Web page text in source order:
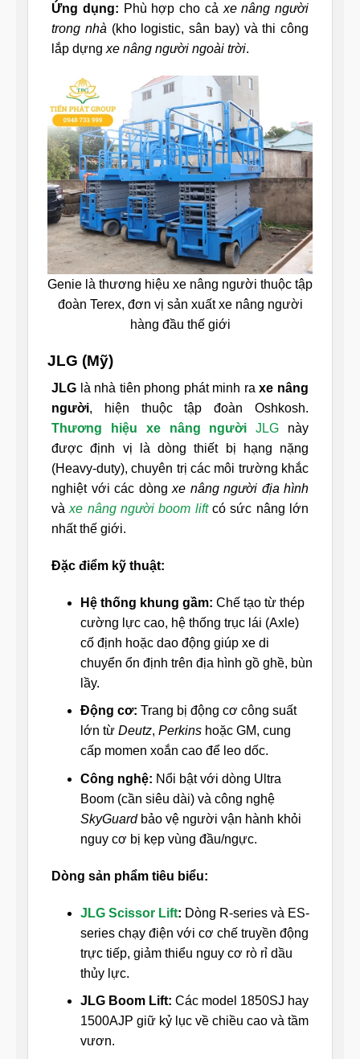
Ứng dụng: Phù hợp cho cả xe nâng người
trong nhà (kho logistic, sân bay) và thi công
lắp dựng xe nâng người ngoài trời.
Genie là thương hiệu xe nâng người thuộc tập
đoàn Terex, đơn vị sản xuất xe nâng người
hàng đầu thế giới
JLG (Mỹ)
JLG là nhà tiên phong phát minh raxe nâng
người, hiện thuộc tập đoàn Oshkosh.
Thương hiệu xe nâng người JLG này
được định vị là dòng thiết bị hạng nặng
(Heavy-duty), chuyên trị các môi trường khắc
nghiệt với các dòng xe nâng người địa hình
vàxe nâng người boom liftcó sức nâng lớn
nhất thế giới.
Đặc điểm kỹ thuật:
Hệ thống khung gầm: Chế tạo từ thép
cường lực cao, hệ thống trục lái (Axle)
cố định hoặc dao động giúp xe di
chuyển ổn định trên địa hình gồ ghề, bùn
lầy.
Động cơ: Trang bị động cơ công suất
lớn từ Deutz, Perkinshoặc GM, cung
cấp momen xoắn cao để leo dốc.
Công nghệ: Nổi bật với dòng Ultra
Boom (cần siêu dài) và công nghệ
SkyGuardbảo vệ người vận hành khỏi
nguy cơ bị kẹp vùng đầu/ngực.
Dòng sản phẩm tiêu biểu:
JLG Scissor Lift: Dòng R-series và ES-
series chạy điện với cơ chế truyền động
trực tiếp, giảm thiểu nguy cơ rò rỉ dầu
thủy lực.
JLG Boom Lift: Các model 1850SJ hay
1500AJP giữ kỷ lục về chiều cao và tầm
vươn.